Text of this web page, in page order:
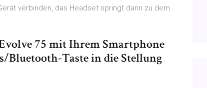
verbinden, das Headset springt dann zu dem
75 mit Ihrem Smartphone
Bluetooth-Taste in die Stellung